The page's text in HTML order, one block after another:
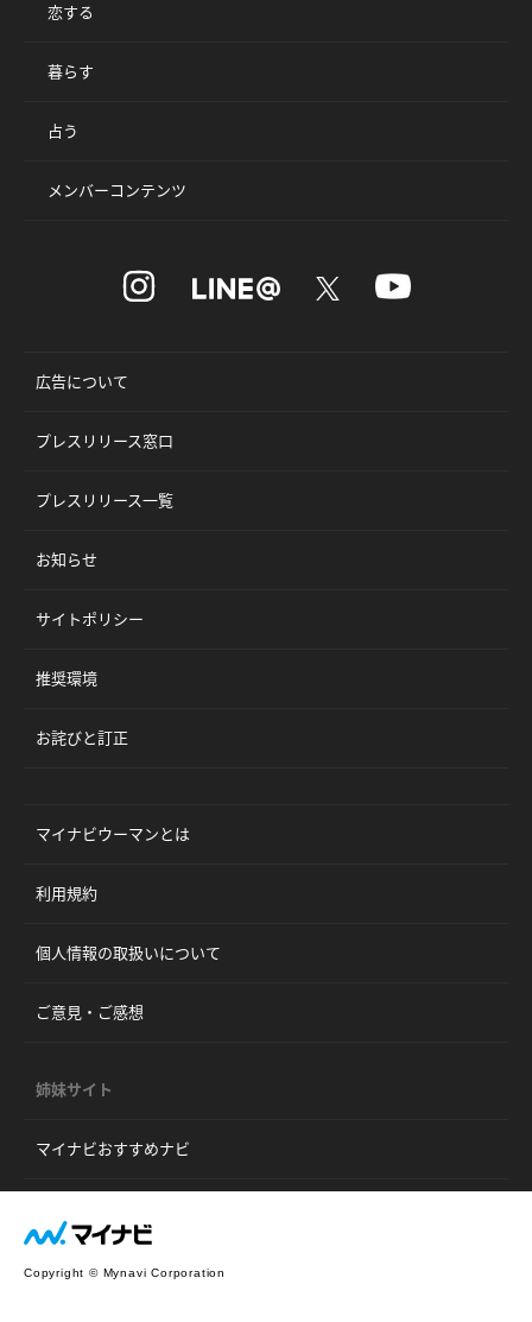
恋する
暮らす
占う
メンバーコンテンツ
広告について
プレスリリース窓口
プレスリリース一覧
お知らせ
サイトポリシー
推奨環境
お詫びと訂正
マイナビウーマンとは
利用規約
個人情報の取扱いについて
ご意見・ご感想
姉妹サイト
マイナビおすすめナビ
Copyright © Mynavi Corporation